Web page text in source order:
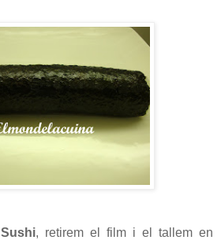
Sushi, retirem el film i el tallem en